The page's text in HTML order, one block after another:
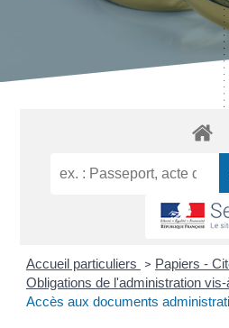
Accueil particuliers > Papiers -
Obligations de l'administration
Accès aux documents